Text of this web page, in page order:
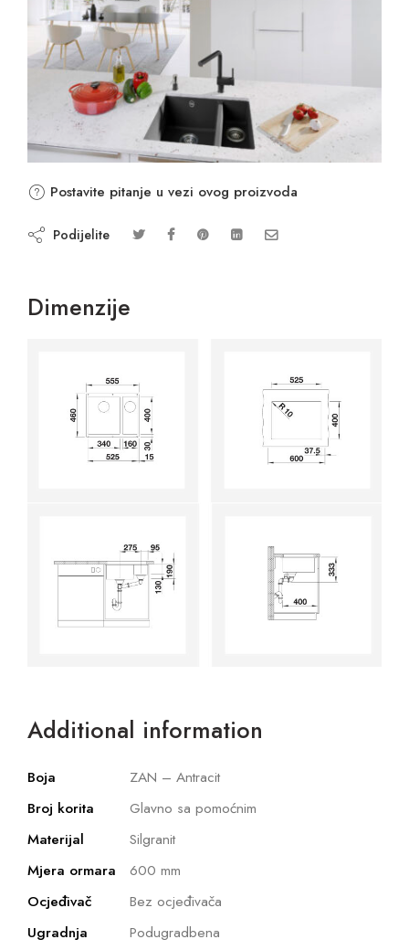
Postavite pitanje u vezi ovog proizvoda
Podijelite
Dimenzije
Additional information
Boja
ZAN – Antracit
Broj korita
Glavno sa pomoćnim
Materijal
Silgranit
Mjera ormara
600 mm
Ocjeđivač
Bez ocjeđivača
Ugradnja
Podugradbena